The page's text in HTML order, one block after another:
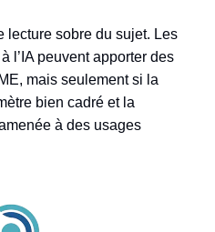
lecture sobre du sujet. Les
l’IA peuvent apporter des
mais seulement si la
bien cadré et la
à des usages